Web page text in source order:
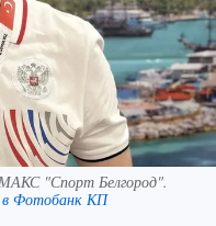
"Спорт Белгород".
Фотобанк КП